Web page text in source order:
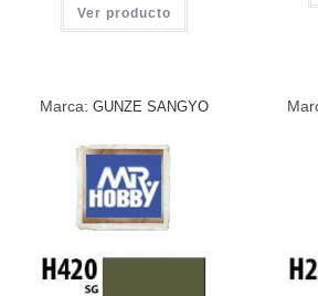
Ver producto
Marca: GUNZE SANGYO